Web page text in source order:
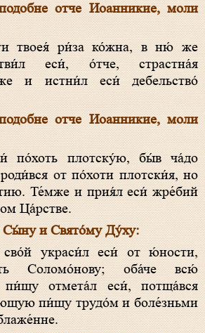
отче Иоанникие, моли
еси́, о́тче, страстна́я
и истни́л еси́ дебельство́
отче Иоанникие, моли
от по́хоти плотски́я, но
Те́мже и прия́л еси́ жре́бий
Ца́рстве.
Сы́ну и Свято́му Ду́ху:
Соломо́нову; оба́че всю́
пи́щу отмета́л еси́, потща́вся
пи́щу трудо́м и боле́зньми